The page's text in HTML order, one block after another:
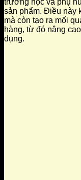
trường học và phụ
sản phẩm. Điều này
mà còn tạo ra mối
hàng, từ đó nâng
dụng.